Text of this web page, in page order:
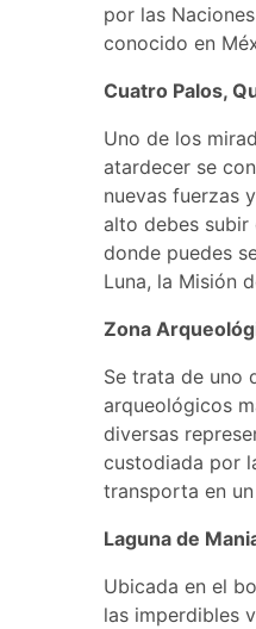
por las
conocido en
Cuatro Palos,
Uno de los
atardecer se
nuevas fuerzas
alto debes
donde puedes
Luna, la Misión
Zona
Se trata de uno
arqueológicos
diversas
custodiada por
transporta en
Laguna de
Ubicada en el
las imperdibles